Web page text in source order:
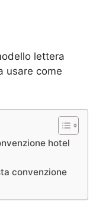
lettera
usare come
hotel
convenzione